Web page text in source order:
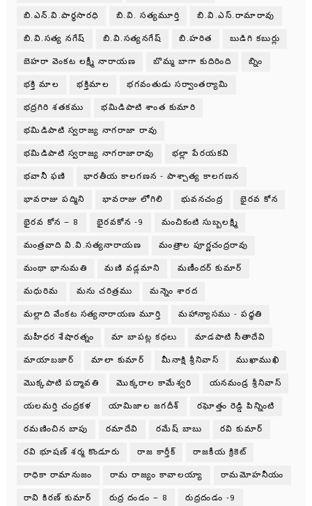
బి.ఎన్.వి.పార్ధసారధి బి.వి. సత్యమూర్తి బి.వి.ఎస్.రామారావు
బి.వి.సత్య నగేష్ బి.వి.సత్యనగేష్ బి.హరిత బుడిగి కబుర్లు
బెహరా వెంకట లక్ష్మీ నారాయణ బొమ్మ బాగా కుదిరింది బ్నిం
భక్తి మాల భక్తిమాల భగవంతుడు సర్వాంతర్యామి
భద్రగిరి శతకము భమిడిపాటి శాంత కుమారి
భమిడిపాటి స్వరాజ్య నాగరాజా రావు
భమిడిపాటి స్వరాజ్య నాగరాజారావు భల్లా పేరయకవి
భవానీ ఫణి భారతీయ కాలగణన - పాశ్చాత్య కాలగణన
భావరాజు పద్మిని భావరాజు లోగిలి భువనచంద్ర భైరవ కోన
భైరవ కోన – 8 భైరవకోన -9 మంచికంటి సుబ్బలక్ష్మి
మంత్రవాది వి.వి.సత్యనారాయణ మంత్రాల పూర్ణచంద్రరావు
మంథా భానుమతి మణి వడ్లమాని మణీందర్ కుమార్
మధురిమ మను చరిత్రము మన్నెం శారద
మల్లాది వేంకట సత్యనారాయణ మూర్తి మహాన్యాసము - పధ్ధతి
మహీధర శేషారత్నం మా బాపట్ల కధలు మాడపాటి సీతాదేవి
మాయాబజార్ మాలా కుమార్ మీనాక్షి శ్రీనివాస్ ముఖాముఖి
మొక్కపాటి పద్మావతి మొక్కరాల కామేశ్వరి యనమండ్ర శ్రీనివాస్
యలమర్తి చంద్రకళ యామిజాల జగదీశ్ రఘోత్తం రెడ్డి పిన్నింటి
రమణించిన బాపు రమాదేవి రమేష్ బాబు రవి కుమార్
రవి భూషణ్ శర్మ కొండూరు రాజ కార్తీక్ రాజకీయ క్రికెట్
రాధికా రామానుజం రామ రాజ్యం కావాలయ్యా రామమోహనీయం
రావి కిరణ్ కుమార్ రుద్ర దండం – 8 రుద్రదండం -9